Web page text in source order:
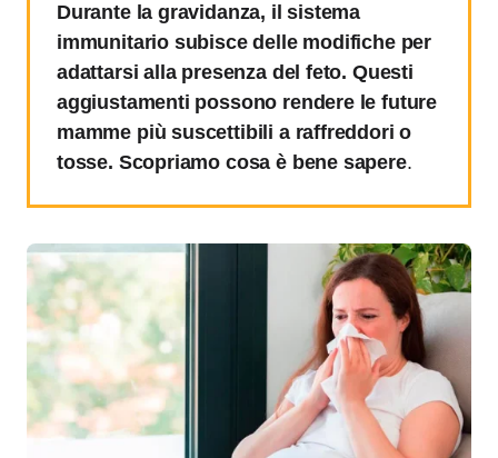
Durante la gravidanza, il sistema
immunitario subisce delle modifiche per
adattarsi alla presenza del feto. Questi
aggiustamenti possono rendere le future
mamme più suscettibili a raffreddori o
tosse. Scopriamo cosa è bene sapere.